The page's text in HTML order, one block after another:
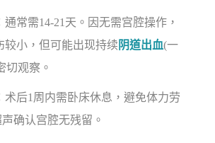
需14-21天。因无需宫腔操作，
较小，但可能出现持续 阴道出血(一
切观察。
后1周内需卧床休息，避免体力劳
确认宫腔无残留。